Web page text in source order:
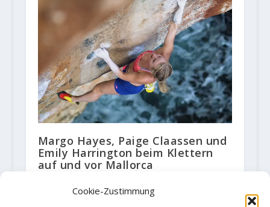
Cookie-Zustimmung
Margo Hayes, Paige Claassen und
Emily Harrington beim Klettern
auf und vor Mallorca